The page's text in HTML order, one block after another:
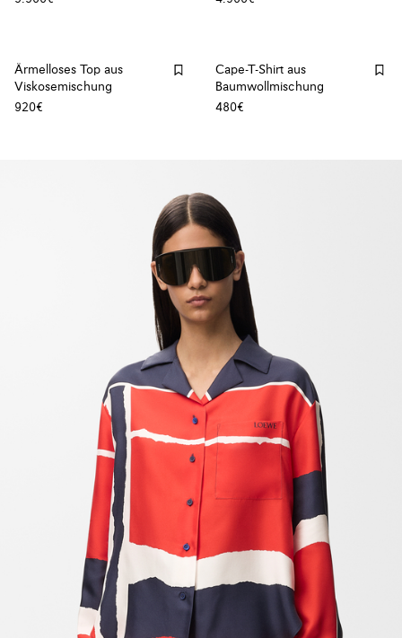
Ärmelloses Top aus
Viskosemischung
920€
Cape-T-Shirt aus
Baumwollmischung
480€